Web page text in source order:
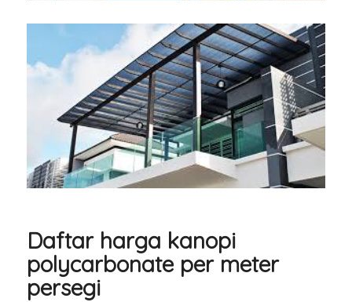
Daftar harga kanopi
polycarbonate per meter
persegi